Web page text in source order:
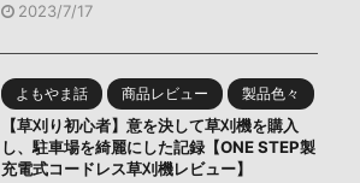
2023/7/17
よもやま話 商品レビュー 製品色々
【草刈り初心者】意を決して草刈機を購入
し、駐車場を綺麗にした記録【ONE STEP製
充電式コードレス草刈機レビュー】